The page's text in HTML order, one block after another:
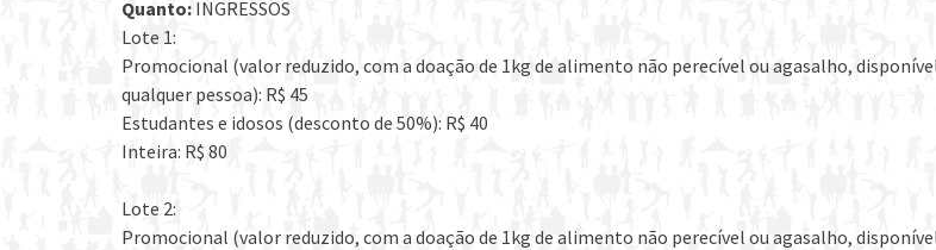
Quanto: INGRESSOS
Lote 1:
Promocional (valor reduzido, com a doação de 1kg de alimento não perecível ou agasalho,
qualquer pessoa): R$ 45
Estudantes e idosos (desconto de 50%): R$ 40
Inteira: R$ 80
Lote 2:
Promocional (valor reduzido, com a doação de 1kg de alimento não perecível ou agasalho,